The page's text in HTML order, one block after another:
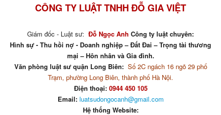
CÔNG TY LUẬT TNHH ĐỖ GIA VIỆT
Giám đốc - Luật sư: Đỗ Ngọc Anh Công ty luật chuyên:
Hình sự - Thu hồi nợ - Doanh nghiệp – Đất Đai – Trọng tài thương
mại – Hôn nhân và Gia đình.
Văn phòng luật sư quận Long Biên: Số 2C ngách 16 ngõ 29 phố
Trạm, phường Long Biên, thành phố Hà Nội.
Điện thoại: 0944 450 105
Email: luatsudongocanh@gmail.com
Hệ thống Website: